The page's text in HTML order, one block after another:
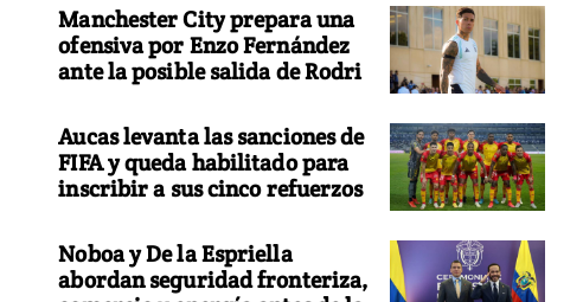
Manchester City prepara una
ofensiva por Enzo Fernández
ante la posible salida de Rodri
Aucas levanta las sanciones de
FIFA y queda habilitado para
inscribir a sus cinco refuerzos
Noboa y De la Espriella
abordan seguridad fronteriza,